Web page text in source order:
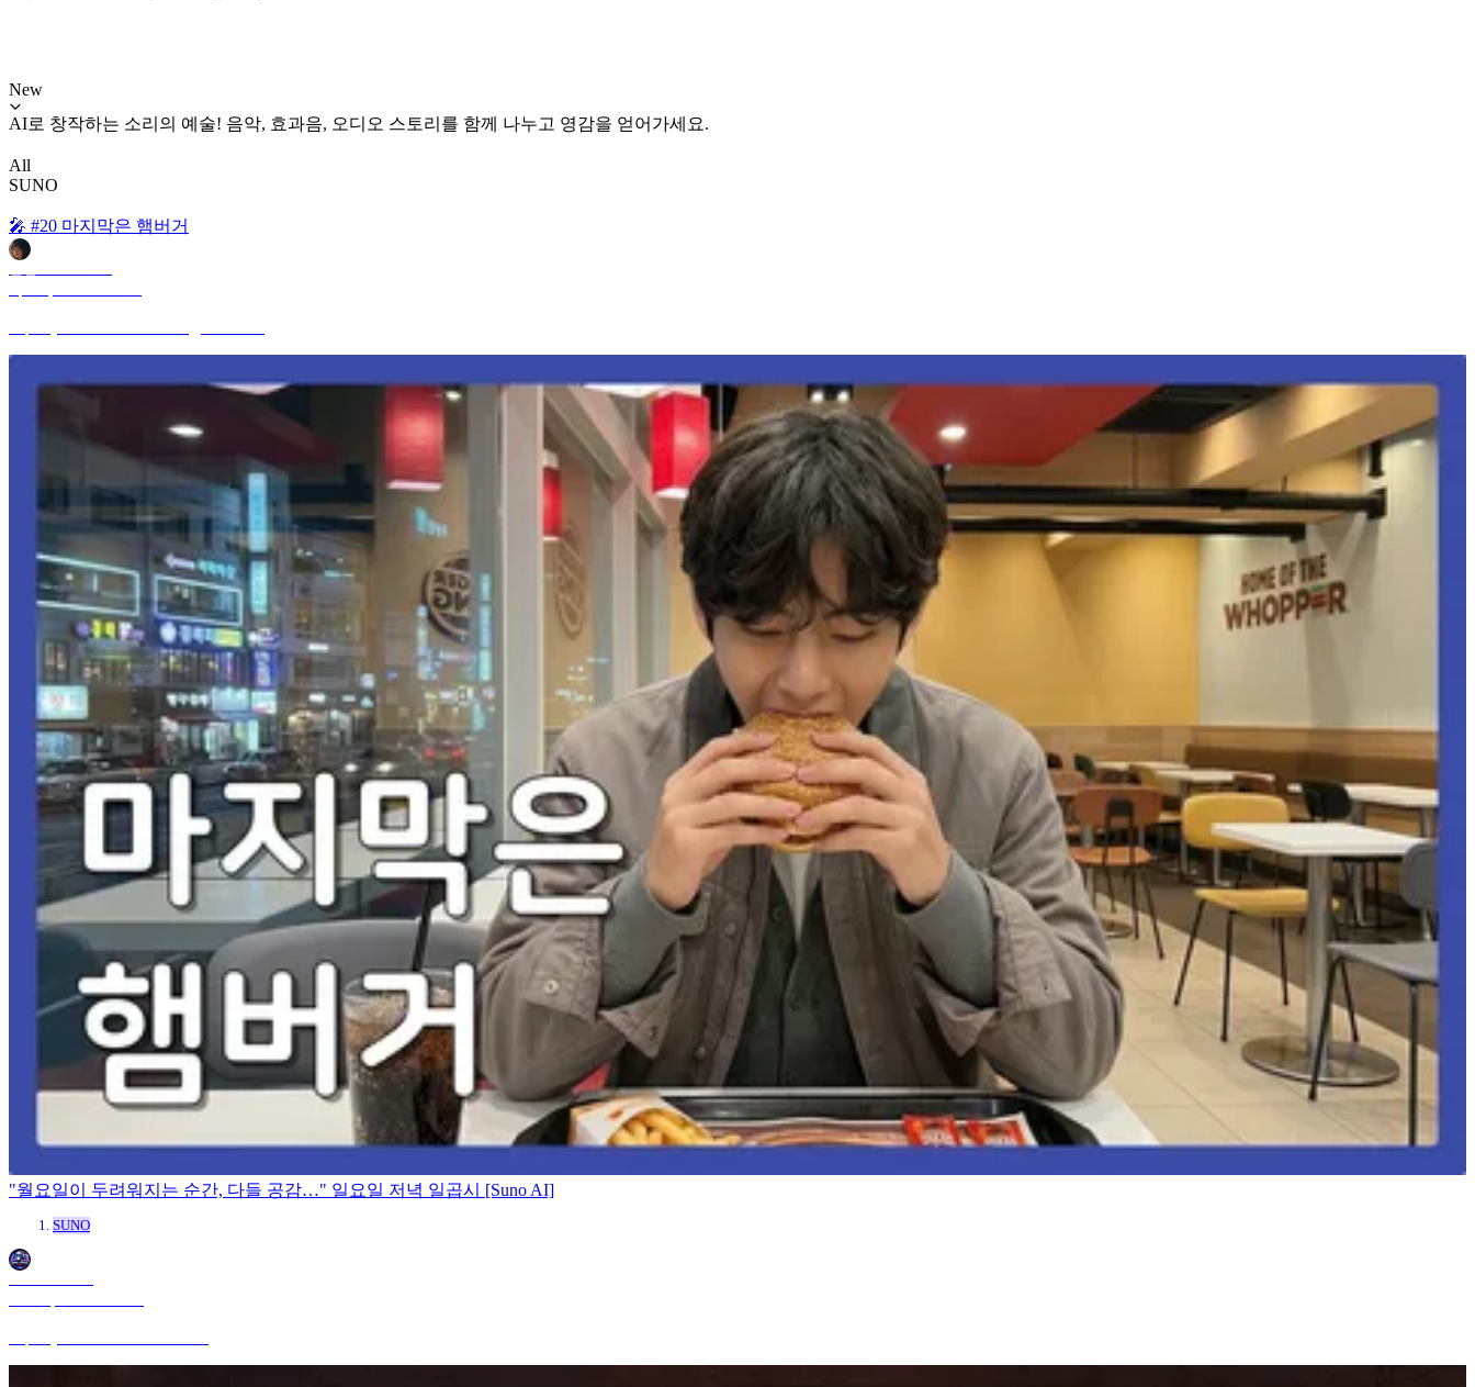
New
AI로 창작하는 소리의 예술! 음악, 효과음, 오디오 스토리를 함께 나누고 영감을 얻어가세요.
All
SUNO
🎤 #20 마지막은 햄버거
"월요일이 두려워지는 순간, 다들 공감…" 일요일 저녁 일곱시 [Suno AI]
SUNO